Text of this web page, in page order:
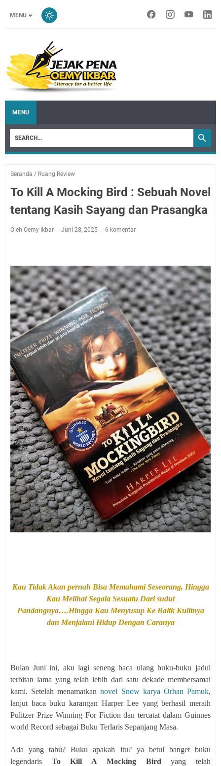
MENU
MENU
Beranda / Ruang Review
To Kill A Mocking Bird : Sebuah Novel
tentang Kasih Sayang dan Prasangka
Oleh Oemy Ikbar Juni 28, 2025 6 komentar
Kau Tidak Akan pernah Bisa Memahami Seseorang, Hingga
Kau Melihat Segala Sesuatu Dari sudut
Pandangnya….Hingga Kau Menyusup Ke Balik Kulitnya
dan Menjalani Hidup Dengan Caranya
Bulan Juni ini, aku lagi seneng baca ulang buku-buku jadul
terbitan lama yang telah lebih dari satu dekade membersamai
kami. Setelah menamatkannovel Snow karya Orhan Pamuk,
lanjut baca buku karangan Harper Lee yang berhasil meraih
Pulitzer Prize Winning For Fiction dan tercatat dalam Guinnes
world Record sebagai Buku Terlaris Sepanjang Masa.
Ada yang tahu? Buku apakah itu? ya betul banget buku
legendaris To Kill A Mocking Bird yang telah